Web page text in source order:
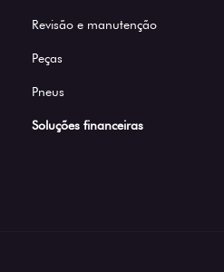
Revisão e manutenção
Peças
Pneus
Soluções financeiras